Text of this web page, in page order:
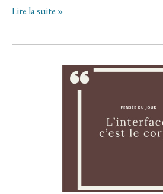
Notre
jour
Lire la suite »